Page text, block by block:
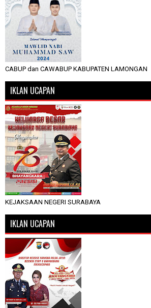
CABUP dan CAWABUP KABUPATEN LAMONGAN
IKLAN UCAPAN
KEJAKSAAN NEGERI SURABAYA
IKLAN UCAPAN